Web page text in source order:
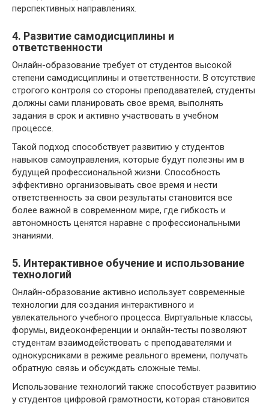
перспективных направлениях.
4. Развитие самодисциплины и
ответственности
Онлайн-образование требует от студентов высокой
степени самодисциплины и ответственности. В отсутствие
строгого контроля со стороны преподавателей, студенты
должны сами планировать свое время, выполнять
задания в срок и активно участвовать в учебном
процессе.
Такой подход способствует развитию у студентов
навыков самоуправления, которые будут полезны им в
будущей профессиональной жизни. Способность
эффективно организовывать свое время и нести
ответственность за свои результаты становится все
более важной в современном мире, где гибкость и
автономность ценятся наравне с профессиональными
знаниями.
5. Интерактивное обучение и использование
технологий
Онлайн-образование активно использует современные
технологии для создания интерактивного и
увлекательного учебного процесса. Виртуальные классы,
форумы, видеоконференции и онлайн-тесты позволяют
студентам взаимодействовать с преподавателями и
однокурсниками в режиме реального времени, получать
обратную связь и обсуждать сложные темы.
Использование технологий также способствует развитию
у студентов цифровой грамотности, которая становится